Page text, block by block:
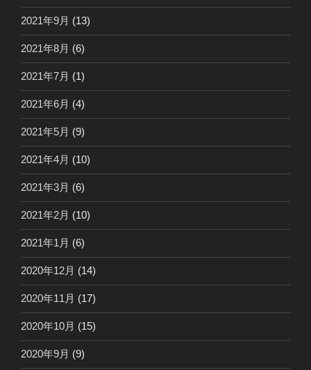
2021年9月 (13)
2021年8月 (6)
2021年7月 (1)
2021年6月 (4)
2021年5月 (9)
2021年4月 (10)
2021年3月 (6)
2021年2月 (10)
2021年1月 (6)
2020年12月 (14)
2020年11月 (17)
2020年10月 (15)
2020年9月 (9)